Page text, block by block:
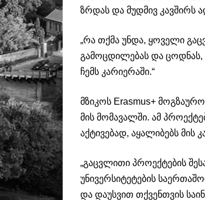
ზრდას და მუდმივ კავშირს
„რა თქმა უნდა, ყოველი
გამოცდილებას და ცოდნას,
ჩემს კარიერაში.“
მზიკოს Erasmus+
მის მომავალში. ამ
აქტივებად, აყალიბებს მის
„გაცვლითი პროექტების
უნივერსიტეტების
და დაუსვით თქვენთვის